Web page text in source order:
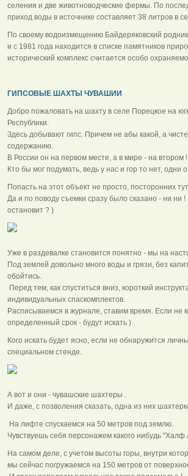
селения и две животноводческие фермы. По
приход воды в источнике составляет 38 литров в
По своему водоизмещению Байдеряковский
и с 1981 года находится в списке памятников
исторический комплекс считается особо
ГИПСОВЫЕ ШАХТЫ ЧУВАШИИ
Добро пожаловать на шахту в селе Порецкое на
Республики.
Здесь добывают гипс. Причем не абы какой, а
содержанию.
В России он на первом месте, а в мире - на втором !
Кто бы мог подумать, ведь у нас и гор то нет, одни
Попасть на этот объект не просто, посторонних
Да и по поводу съемки сразу было сказано - ни ни
остановит ? )
Уже в раздевалке становится понятно - мы на
Под землей довольно много воды и грязи, без
обойтись.
Перед тем, как спуститься вниз, короткий
индивидуальных спаскомплектов.
Расписываемся в журнале, ставим время. Если не
определенный срок - будут искать )
Кого искать будет ясно, если не обнаружится
специальном стенде.
А вот и они - чувашские шахтеры .
И даже, с позволения сказать, одна из них
На лифте спускаемся на 50 метров под землю.
Чувствуешь себя персонажем какого нибудь
На самом деле, с учетом высоты горы, внутри
мы сейчас погружаемся на 150 метров от